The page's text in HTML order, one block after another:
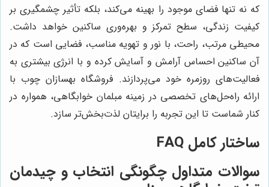
که نه تنها فضای موجود را بهینه می‌کند، بلکه تأثیر چشمگیری بر
کیفیت زندگی، سطح تمرکز و بهره‌وری ساکنین خواهد داشت.
محیطی مرتب، راحت، با نور و تهویه مناسب، فضایی است که در
آن ساکنین احساس آرامش و آسایش کرده و با انرژی بیشتری به
فعالیت‌های روزمره خود می‌پردازند. فروشگاه بهسازان چوب با
ارائه راه‌حل‌های تخصصی در زمینه مبلمان خوابگاهی، همواره در
کنار شماست تا این تجربه را برایتان لذت‌بخش‌تر سازد.
ساختار کامل FAQ
سوالات متداول چگونگی انتخاب و چیدمان